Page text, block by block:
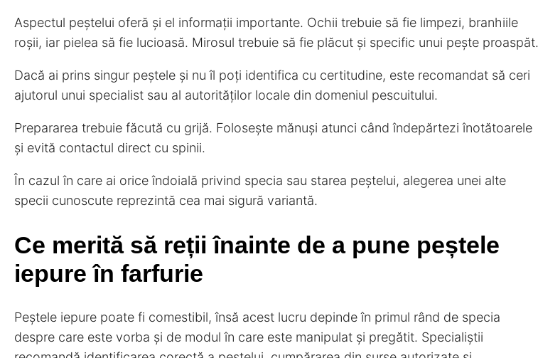
Aspectul peștelui oferă și el informații importante. Ochii trebuie să fie limpezi, branhiile
roșii, iar pielea să fie lucioasă. Mirosul trebuie să fie plăcut și specific unui pește proaspăt.
Dacă ai prins singur peștele și nu îl poți identifica cu certitudine, este recomandat să ceri
ajutorul unui specialist sau al autorităților locale din domeniul pescuitului.
Prepararea trebuie făcută cu grijă. Folosește mănuși atunci când îndepărtezi înotătoarele
și evită contactul direct cu spinii.
În cazul în care ai orice îndoială privind specia sau starea peștelui, alegerea unei alte
specii cunoscute reprezintă cea mai sigură variantă.
Ce merită să reții înainte de a pune peștele
iepure în farfurie
Peștele iepure poate fi comestibil, însă acest lucru depinde în primul rând de specia
despre care este vorba și de modul în care este manipulat și pregătit. Specialiștii